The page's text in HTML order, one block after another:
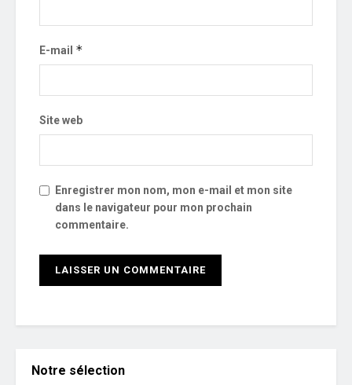
E-mail *
Site web
Enregistrer mon nom, mon e-mail et mon site
dans le navigateur pour mon prochain
commentaire.
Notre sélection